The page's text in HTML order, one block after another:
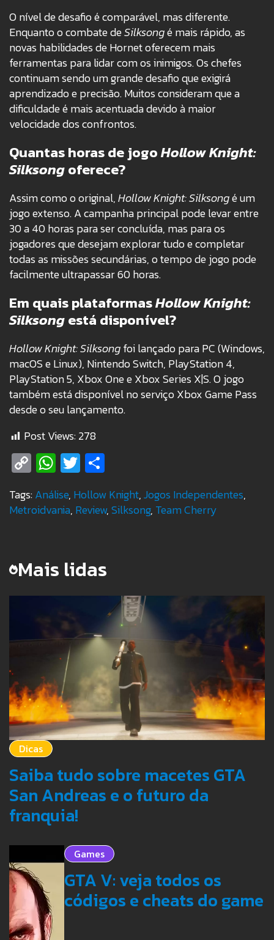
O nível de desafio é comparável, mas diferente.
Enquanto o combate deSilksongé mais rápido, as
novas habilidades de Hornet oferecem mais
ferramentas para lidar com os inimigos. Os chefes
continuam sendo um grande desafio que exigirá
aprendizado e precisão. Muitos consideram que a
dificuldade é mais acentuada devido à maior
velocidade dos confrontos.
Quantas horas de jogoHollow Knight:
Silksongoferece?
Assim como o original,Hollow Knight: Silksongé um
jogo extenso. A campanha principal pode levar entre
30 a 40 horas para ser concluída, mas para os
jogadores que desejam explorar tudo e completar
todas as missões secundárias, o tempo de jogo pode
facilmente ultrapassar 60 horas.
Em quais plataformasHollow Knight:
Silksongestá disponível?
Hollow Knight: Silksongfoi lançado para PC (Windows,
macOS e Linux), Nintendo Switch, PlayStation 4,
PlayStation 5, Xbox One e Xbox Series X|S. O jogo
também está disponível no serviço Xbox Game Pass
desde o seu lançamento.
Post Views:278
Copy
Link
WhatsApp
Twitter
Tags:Análise, Hollow Knight,Jogos Independentes,
Metroidvania, Review,Silksong, Team Cherry
Mais lidas
Dicas
Saiba tudo sobre macetes GTA
San Andreas e o futuro da
franquia!
Games
GTA V: veja todos os
códigos e cheats do game